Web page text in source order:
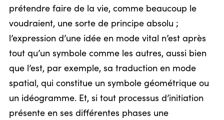
prétendre faire de la vie, comme beaucoup le
voudraient, une sorte de principe absolu ;
l’expression d’une idée en mode vital n’est après
tout qu’un symbole comme les autres, aussi bien
que l’est, par exemple, sa traduction en mode
spatial, qui constitue un symbole géométrique ou
un idéogramme. Et, si tout processus d’initiation
présente en ses différentes phases une